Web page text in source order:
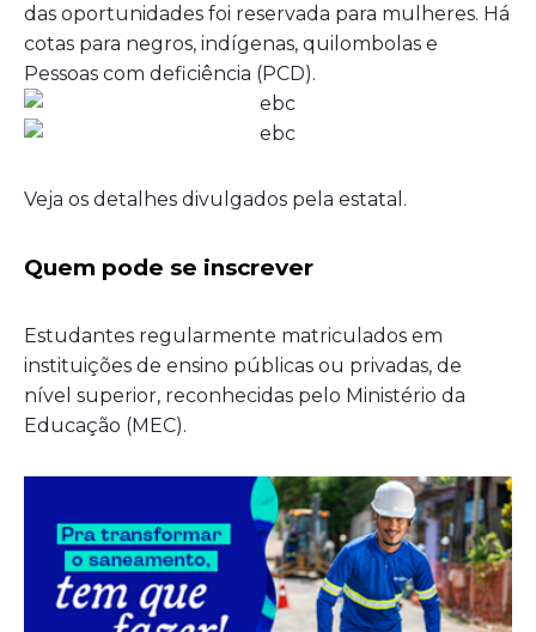
das oportunidades foi reservada para mulheres. Há
cotas para negros, indígenas, quilombolas e
Pessoas com deficiência (PCD).
Veja os detalhes divulgados pela estatal.
Quem pode se inscrever
Estudantes regularmente matriculados em
instituições de ensino públicas ou privadas, de
nível superior, reconhecidas pelo Ministério da
Educação (MEC).